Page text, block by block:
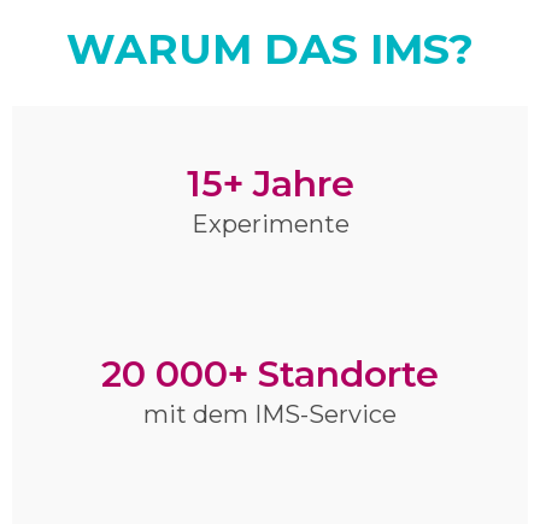
WARUM DAS IMS?
15+ Jahre
Experimente
20 000+ Standorte
mit dem IMS-Service